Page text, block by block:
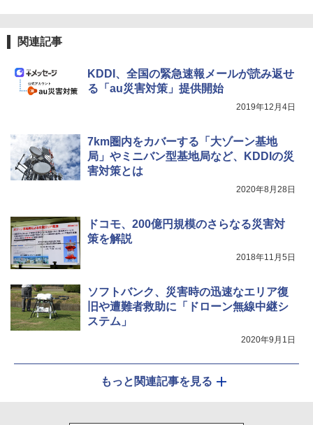
関連記事
KDDI、全国の緊急速報メールが読み返せ
る「au災害対策」提供開始
2019年12月4日
7km圏内をカバーする「大ゾーン基地
局」やミニバン型基地局など、KDDIの災
害対策とは
2020年8月28日
ドコモ、200億円規模のさらなる災害対
策を解説
2018年11月5日
ソフトバンク、災害時の迅速なエリア復
旧や遭難者救助に「ドローン無線中継シ
ステム」
2020年9月1日
もっと関連記事を見る